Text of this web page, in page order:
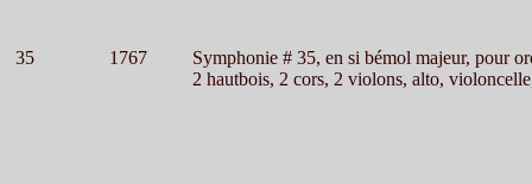
35 1767
Symphonie # 35, en si bémol majeur, pour
2 hautbois, 2 cors, 2 violons, alto,